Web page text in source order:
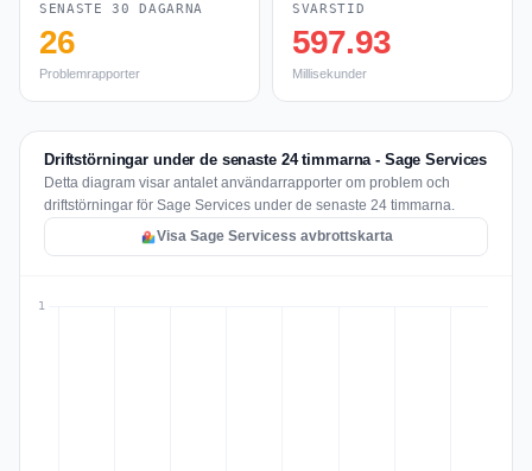
SENASTE 30 DAGARNA
26
Problemrapporter
SVARSTID
597.93
Millisekunder
Driftstörningar under de senaste 24 timmarna - Sage Services
Detta diagram visar antalet användarrapporter om problem och
driftstörningar för Sage Services under de senaste 24 timmarna.
Visa Sage Servicess avbrottskarta